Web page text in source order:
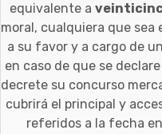
equivalente a
moral, cualquiera que sea
a su favor y a cargo de
en caso de que se
decrete su concurso
cubrirá el principal y
referidos a la fecha